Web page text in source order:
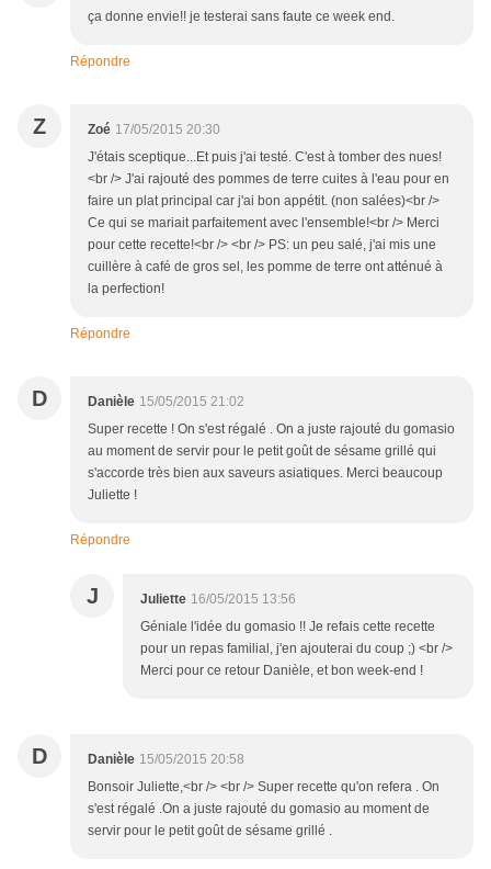
ça donne envie!! je testerai sans faute ce week end.
Répondre
Z Zoé 17/05/2015 20:30
J'étais sceptique...Et puis j'ai testé. C'est à tomber des nues!
<br /> J'ai rajouté des pommes de terre cuites à l'eau pour en
faire un plat principal car j'ai bon appétit. (non salées)<br />
Ce qui se mariait parfaitement avec l'ensemble!<br /> Merci
pour cette recette!<br /> <br /> PS: un peu salé, j'ai mis une
cuillère à café de gros sel, les pomme de terre ont atténué à
la perfection!
Répondre
D Danièle 15/05/2015 21:02
Super recette ! On s'est régalé . On a juste rajouté du gomasio
au moment de servir pour le petit goût de sésame grillé qui
s'accorde très bien aux saveurs asiatiques. Merci beaucoup
Juliette !
Répondre
J Juliette 16/05/2015 13:56
Géniale l'idée du gomasio !! Je refais cette recette
pour un repas familial, j'en ajouterai du coup ;) <br />
Merci pour ce retour Danièle, et bon week-end !
D Danièle 15/05/2015 20:58
Bonsoir Juliette,<br /> <br /> Super recette qu'on refera . On
s'est régalé .On a juste rajouté du gomasio au moment de
servir pour le petit goût de sésame grillé .